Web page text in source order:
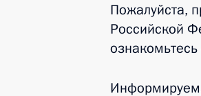
Пожалуйста,
Российской